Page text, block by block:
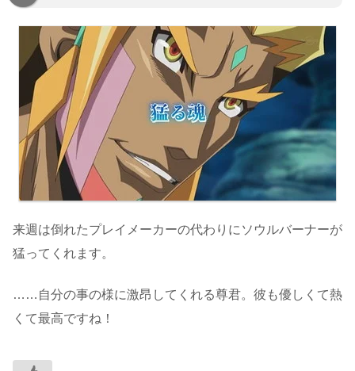
来週は倒れたプレイメーカーの代わりにソウルバーナーが
猛ってくれます。
……自分の事の様に激昂してくれる尊君。彼も優しくて熱
くて最高ですね！